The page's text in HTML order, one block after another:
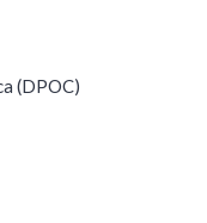
(DPOC)